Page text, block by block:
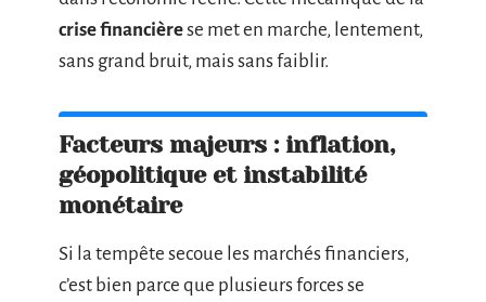
crise financièrese met en marche, lentement,
sans grand bruit, mais sans faiblir.
Facteurs majeurs : inflation,
géopolitique et instabilité
monétaire
Si la tempête secoue les marchés financiers,
c’est bien parce que plusieurs forces se